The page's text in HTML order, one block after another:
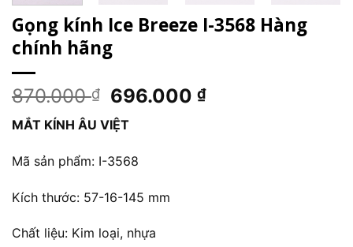
Gọng kính Ice Breeze I-3568 Hàng
chính hãng
870.000₫
Giá
gốc
là:
870.000 ₫.
696.000₫Giá
MẮT KÍNH ÂU VIỆT
Mã sản phẩm: I-3568
Kích thước: 57-16-145 mm
Chất liệu: Kim loại, nhựa